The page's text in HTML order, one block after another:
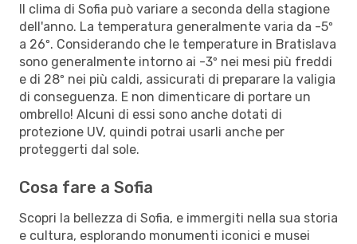
Il clima di Sofia può variare a seconda della stagione
dell'anno. La temperatura generalmente varia da -5º
a 26º. Considerando che le temperature in Bratislava
sono generalmente intorno ai -3º nei mesi più freddi
e di 28º nei più caldi, assicurati di preparare la valigia
di conseguenza. E non dimenticare di portare un
ombrello! Alcuni di essi sono anche dotati di
protezione UV, quindi potrai usarli anche per
proteggerti dal sole.
Cosa fare a Sofia
Scopri la bellezza di Sofia, e immergiti nella sua storia
e cultura, esplorando monumenti iconici e musei